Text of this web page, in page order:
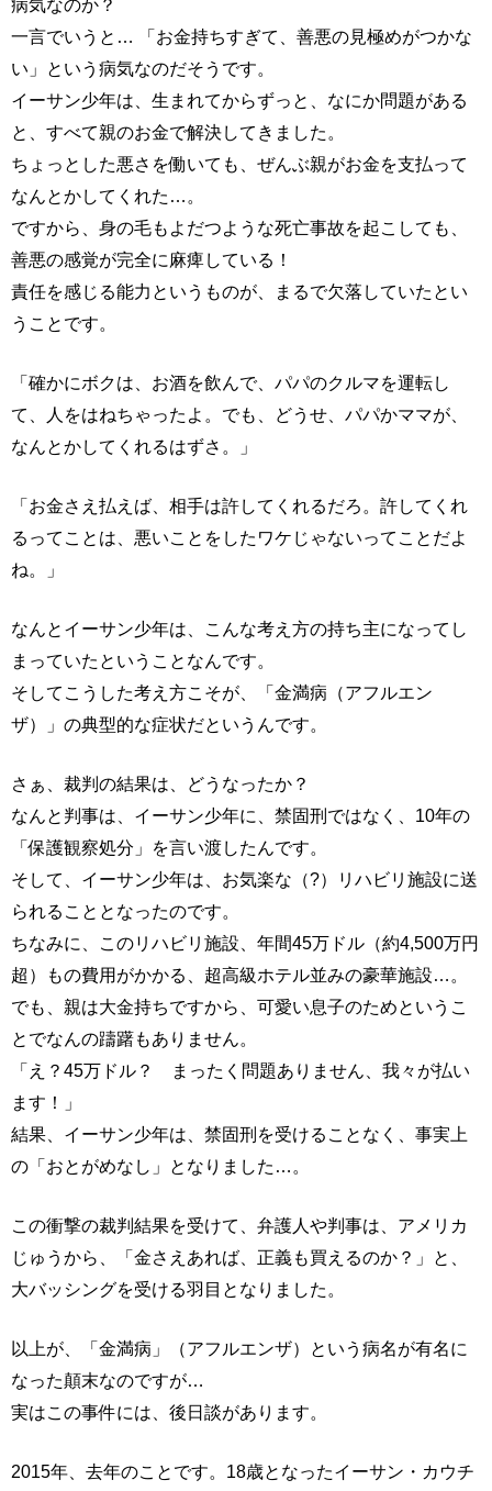
病気なのか？
一言でいうと… 「お金持ちすぎて、善悪の見極めがつかな
い」という病気なのだそうです。
イーサン少年は、生まれてからずっと、なにか問題がある
と、すべて親のお金で解決してきました。
ちょっとした悪さを働いても、ぜんぶ親がお金を支払って
なんとかしてくれた…。
ですから、身の毛もよだつような死亡事故を起こしても、
善悪の感覚が完全に麻痺している！
責任を感じる能力というものが、まるで欠落していたとい
うことです。
「確かにボクは、お酒を飲んで、パパのクルマを運転し
て、人をはねちゃったよ。でも、どうせ、パパかママが、
なんとかしてくれるはずさ。」
「お金さえ払えば、相手は許してくれるだろ。許してくれ
るってことは、悪いことをしたワケじゃないってことだよ
ね。」
なんとイーサン少年は、こんな考え方の持ち主になってし
まっていたということなんです。
そしてこうした考え方こそが、「金満病（アフルエン
ザ）」の典型的な症状だというんです。
さぁ、裁判の結果は、どうなったか？
なんと判事は、イーサン少年に、禁固刑ではなく、10年の
「保護観察処分」を言い渡したんです。
そして、イーサン少年は、お気楽な（?）リハビリ施設に送
られることとなったのです。
ちなみに、このリハビリ施設、年間45万ドル（約4,500万円
超）もの費用がかかる、超高級ホテル並みの豪華施設…。
でも、親は大金持ちですから、可愛い息子のためというこ
とでなんの躊躇もありません。
「え？45万ドル？ まったく問題ありません、我々が払い
ます！」
結果、イーサン少年は、禁固刑を受けることなく、事実上
の「おとがめなし」となりました…。
この衝撃の裁判結果を受けて、弁護人や判事は、アメリカ
じゅうから、「金さえあれば、正義も買えるのか？」と、
大バッシングを受ける羽目となりました。
以上が、「金満病」（アフルエンザ）という病名が有名に
なった顛末なのですが…
実はこの事件には、後日談があります。
2015年、去年のことです。18歳となったイーサン・カウチ